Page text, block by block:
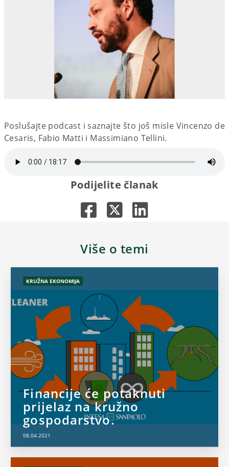
Poslušajte podcast i saznajte što još misle Vincenzo de
Cesaris, Fabio Matti i Massimiano Tellini.
Podijelite članak
Više o temi
KRUŽNA EKONOMIJA
Financije će potaknuti
prijelaz na kružno
gospodarstvo.
08.04.2021